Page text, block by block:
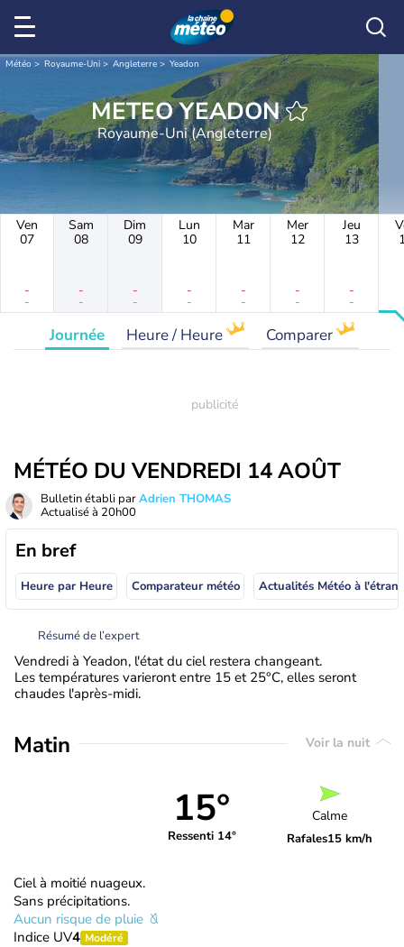
Météo Royaume-Uni Angleterre Yeadon
METEO YEADON
Royaume-Uni (Angleterre)
Ven
07
-
-
Sam
08
-
-
Dim
09
-
-
Lun
10
-
-
Mar
11
-
-
Mer
12
-
-
Jeu
13
-
-
Journée Heure / Heure Comparer
MÉTÉO DU VENDREDI 14 AOÛT
Bulletin établi parAdrien THOMAS
Actualisé à 20h00
En bref
Heure par Heure Comparateur météo
Résumé de l’expert
Vendredi à Yeadon, l'état du ciel restera changeant.
Les températures varieront entre 15 et 25°C, elles seront
chaudes l'après-midi.
Matin Voir la nuit
15°
Ressenti 14°
Calme
Rafales15 km/h
Ciel à moitié nuageux.
Sans précipitations.
Aucun risque de pluie
Indice UV4 Modéré